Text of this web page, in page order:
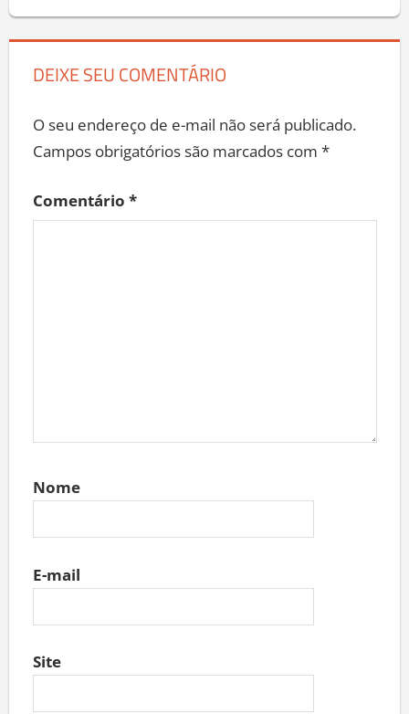
DEIXE SEU COMENTÁRIO
O seu endereço de e-mail não será publicado.
Campos obrigatórios são marcados com *
Comentário *
Nome
E-mail
Site